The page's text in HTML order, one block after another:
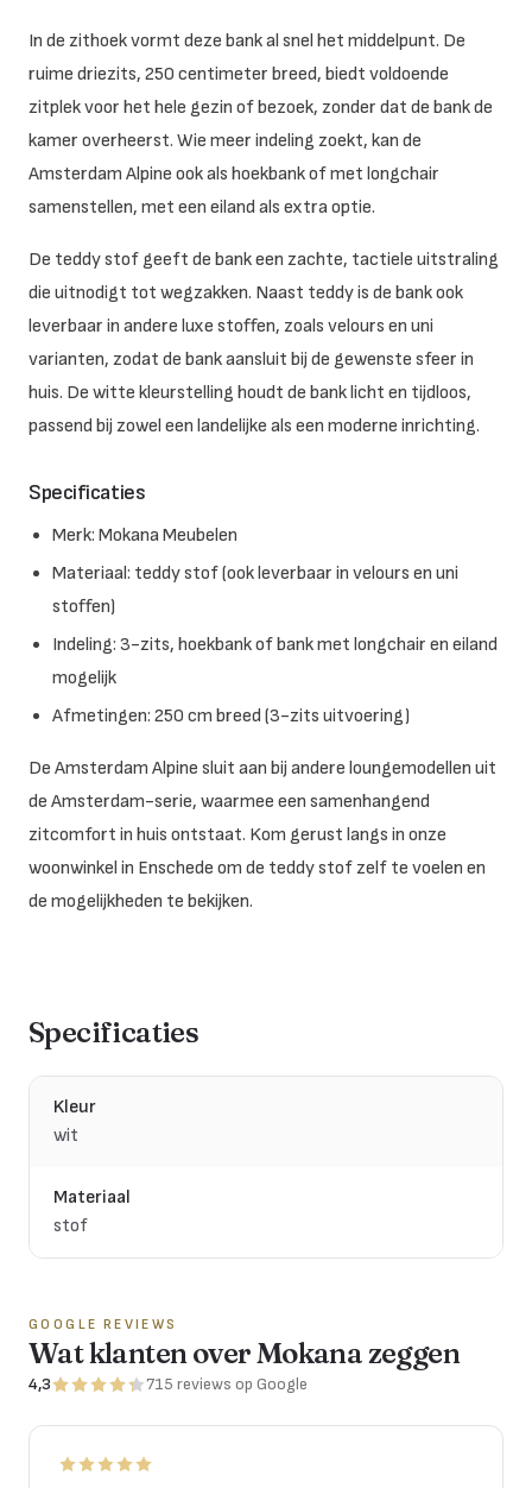
In de zithoek vormt deze bank al snel het middelpunt. De
ruime driezits, 250 centimeter breed, biedt voldoende
zitplek voor het hele gezin of bezoek, zonder dat de bank de
kamer overheerst. Wie meer indeling zoekt, kan de
Amsterdam Alpine ook als hoekbank of met longchair
samenstellen, met een eiland als extra optie.
De teddy stof geeft de bank een zachte, tactiele uitstraling
die uitnodigt tot wegzakken. Naast teddy is de bank ook
leverbaar in andere luxe stoffen, zoals velours en uni
varianten, zodat de bank aansluit bij de gewenste sfeer in
huis. De witte kleurstelling houdt de bank licht en tijdloos,
passend bij zowel een landelijke als een moderne inrichting.
Specificaties
Merk: Mokana Meubelen
Materiaal: teddy stof (ook leverbaar in velours en uni
stoffen)
Indeling: 3-zits, hoekbank of bank met longchair en eiland
mogelijk
Afmetingen: 250 cm breed (3-zits uitvoering)
De Amsterdam Alpine sluit aan bij andere loungemodellen uit
de Amsterdam-serie, waarmee een samenhangend
zitcomfort in huis ontstaat. Kom gerust langs in onze
woonwinkel in Enschede om de teddy stof zelf te voelen en
de mogelijkheden te bekijken.
Specificaties
Kleur
wit
Materiaal
stof
GOOGLE REVIEWS
Wat klanten over Mokana zeggen
4,3 715 reviews op Google